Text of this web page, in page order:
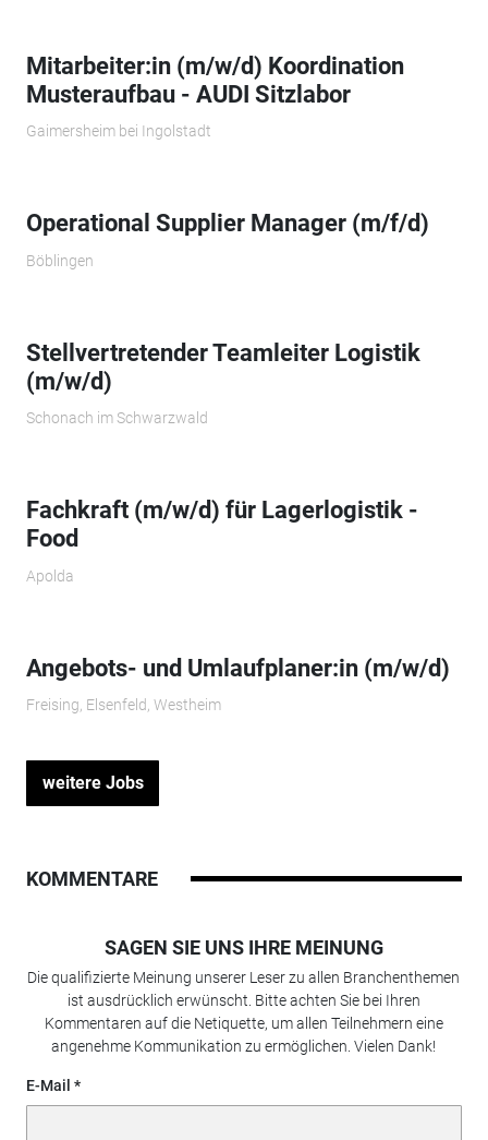
Mitarbeiter:in (m/w/d) Koordination
Musteraufbau - AUDI Sitzlabor
Gaimersheim bei Ingolstadt
Operational Supplier Manager (m/f/d)
Böblingen
Stellvertretender Teamleiter Logistik
(m/w/d)
Schonach im Schwarzwald
Fachkraft (m/w/d) für Lagerlogistik -
Food
Apolda
Angebots- und Umlaufplaner:in (m/w/d)
Freising, Elsenfeld, Westheim
weitere Jobs
KOMMENTARE
SAGEN SIE UNS IHRE MEINUNG
Die qualifizierte Meinung unserer Leser zu allen Branchenthemen
ist ausdrücklich erwünscht. Bitte achten Sie bei Ihren
Kommentaren auf die Netiquette, um allen Teilnehmern eine
angenehme Kommunikation zu ermöglichen. Vielen Dank!
E-Mail